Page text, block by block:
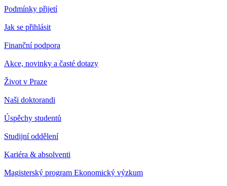
Podmínky přijetí
Jak se přihlásit
Finanční podpora
Akce, novinky a časté dotazy
Život v Praze
Naši doktorandi
Úspěchy studentů
Studijní oddělení
Kariéra & absolventi
Magisterský program Ekonomický výzkum